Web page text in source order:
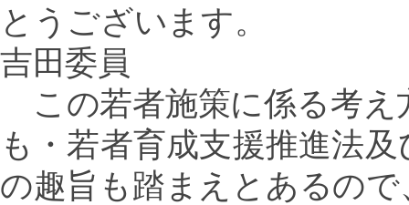
とうございます。
吉田委員
この若者施策に係る考え
も・若者育成支援推進法
の趣旨も踏まえとあるの